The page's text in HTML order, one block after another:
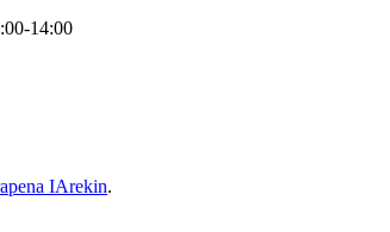
14:00
IArekin.